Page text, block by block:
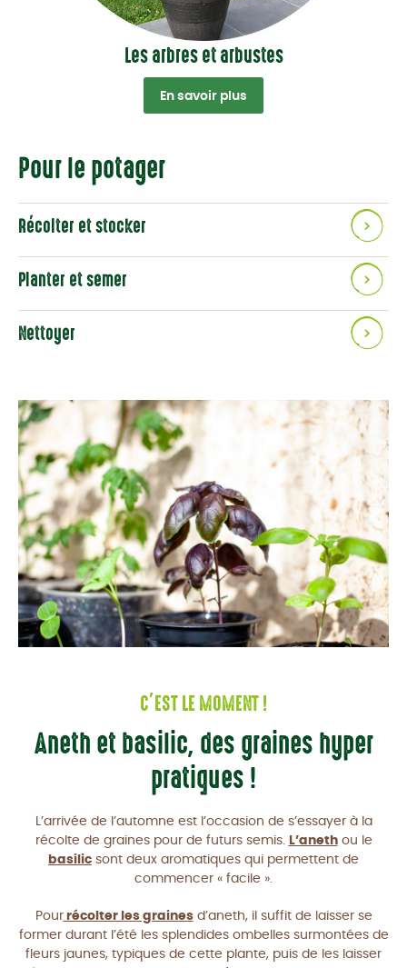
Les arbres et arbustes
En savoir plus
Pour le potager
Récolter et stocker
Planter et semer
Nettoyer
C’EST LE MOMENT !
Aneth et basilic, des graines hyper
pratiques !
L’arrivée de l’automne est l’occasion de s’essayer à la
récolte de graines pour de futurs semis. L’anethou le
basilic sont deux aromatiques qui permettent de
commencer « facile ».
Pourrécolter les grainesd’aneth, il suffit de laisser se
former durant l’été les splendides ombelles surmontées de
fleurs jaunes, typiques de cette plante, puis de les laisser